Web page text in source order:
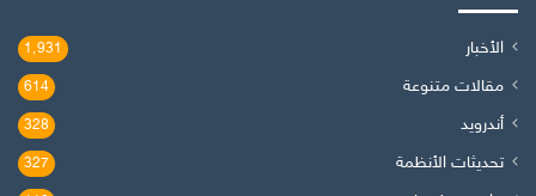
الأخبار 1٬931
مقالات متنوعة 614
أندرويد 328
تحديثات الأنظمة 327